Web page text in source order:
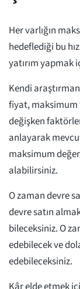
Her varlığın
hedeflediği bu
yatırım yapmak
Kendi
fiyat, maksimum
değişken
anlayarak
maksimum
alabilirsiniz.
O zaman devre
devre satın
bileceksiniz. O
edebilecek ve
edebileceksiniz.